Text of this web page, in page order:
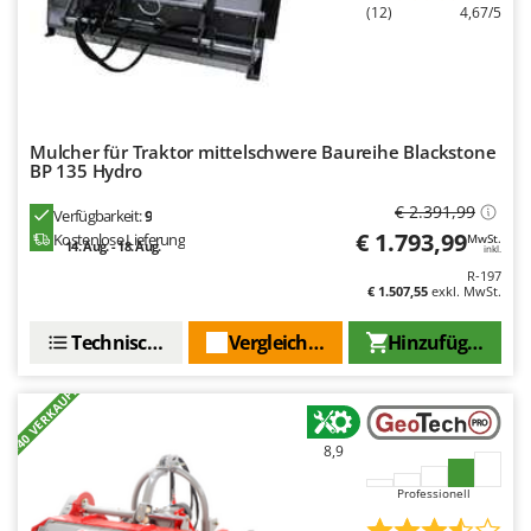
Makita
MAMMAMIA
Master
McCulloch
MCH
Mille
Mockmill
MOVA
(12) 4,67/5
Mulcher für Traktor mittelschwere Baureihe Blackstone
BP 135 Hydro
Verfügbarkeit:9
Kostenlose Lieferung
14. Aug. - 18. Aug.
€ 2.391,99
€ 1.793,99MwSt.
inkl.
R-197
€ 1.507,55 exkl. MwSt.
Hinzufügen
Vergleichen Sie
Technische Daten
+40 VERKAUFT 8,9
Professionell